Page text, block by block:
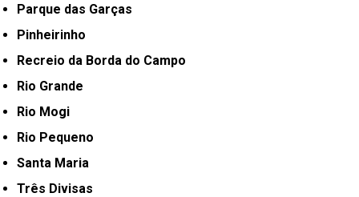
Parque das Garças
Pinheirinho
Recreio da Borda do Campo
Rio Grande
Rio Mogi
Rio Pequeno
Santa Maria
Três Divisas